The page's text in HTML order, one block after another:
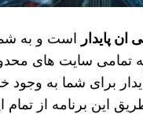
ان پایدار است و به
تمامی سایت های
برای شما به وجود
این برنامه از